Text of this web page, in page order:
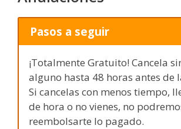
Pasos a seguir
¡Totalmente Gratuito! Cancela
alguno hasta 48 horas antes de
Si cancelas con menos tiempo,
de hora o no vienes, no
reembolsarte lo pagado.